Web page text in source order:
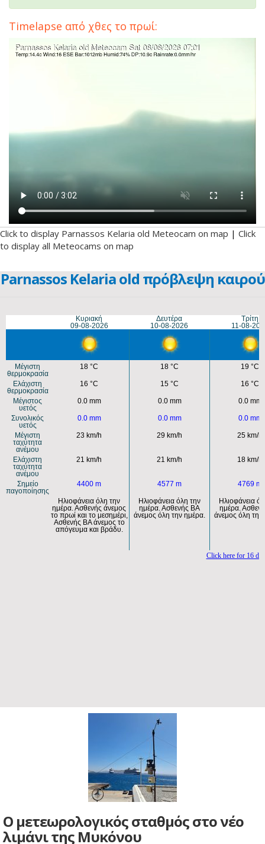
Timelapse από χθες το πρωί:
Click to display Parnassos Kelaria old Meteocam on map | Click
to display all Meteocams on map
Parnassos Kelaria old πρόβλεψη καιρού
Ο μετεωρολογικός σταθμός στο νέο
λιμάνι της Μυκόνου